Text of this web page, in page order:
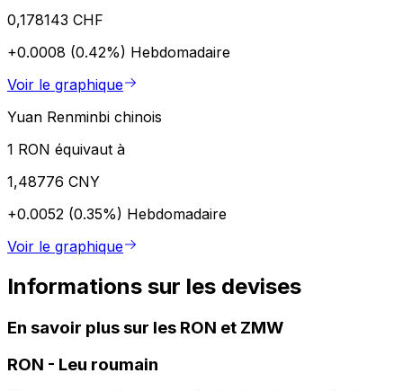
0,178143 CHF
+0.0008 (0.42%) Hebdomadaire
Voir le graphique
Yuan Renminbi chinois
1 RON équivaut à
1,48776 CNY
+0.0052 (0.35%) Hebdomadaire
Voir le graphique
Informations sur les devises
En savoir plus sur les RON et ZMW
RON - Leu roumain